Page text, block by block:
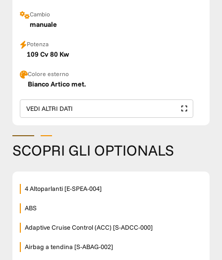
Cambio
manuale
Potenza
109 Cv 80 Kw
Colore esterno
Bianco Artico met.
VEDI ALTRI DATI
SCOPRI GLI OPTIONALS
4 Altoparlanti [E-SPEA-004]
ABS
Adaptive Cruise Control (ACC) [S-ADCC-000]
Airbag a tendina [S-ABAG-002]